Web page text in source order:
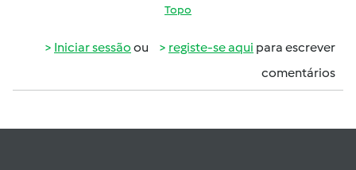
Topo
Iniciar sessão ou registe-se aqui para escrever
comentários